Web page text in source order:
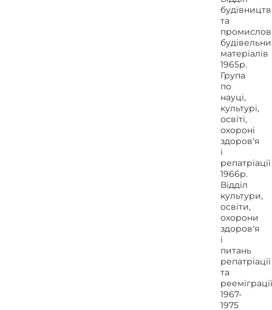
та
матеріалів
1965р.
Група
по
науці,
культурі,
освіті,
охороні
здоров'я
і
репатріації
1966р.
Відділ
культури,
освіти,
охорони
здоров'я
і
питань
репатріації
та
рееміграції
1967-
1975